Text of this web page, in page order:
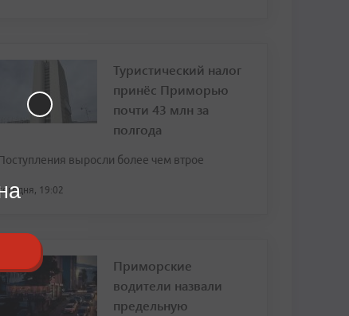
Туристический налог
принёс Приморью
почти 43 млн за
полгода
выросли более чем втрое
19:02
Приморские
водители назвали
предельную